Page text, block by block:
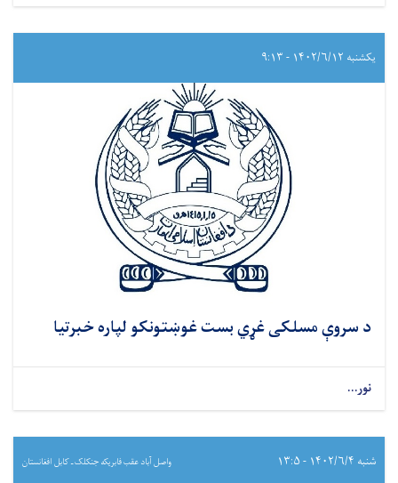
یکشنبه ۱۴۰۲/۶/۱۲ - ۹:۱۳
د سروې مسلکی غړي بست غوښتونکو لپاره خبرتیا
نور...
شنبه ۱۴۰۲/۶/۴ - ۱۳:۵ واصل آباد عقب فابریکه جنکلک ـ کابل افغانستان